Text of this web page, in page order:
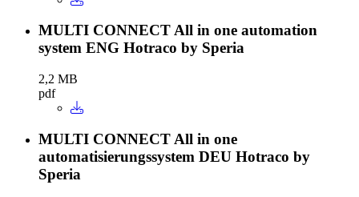
MULTI CONNECT All in one automation
system ENG Hotraco by Speria
2,2 MB
pdf
MULTI CONNECT All in one
automatisierungssystem DEU Hotraco by
Speria